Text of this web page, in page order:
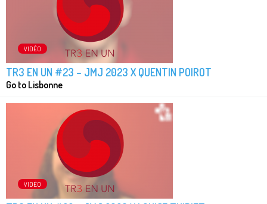
VIDÉO
TR3 EN UN #23 – JMJ 2023 X QUENTIN POIROT
Go to Lisbonne
VIDÉO